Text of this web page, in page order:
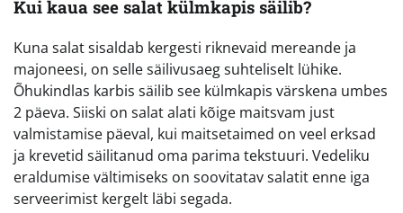
Kui kaua see salat külmkapis säilib?
Kuna salat sisaldab kergesti riknevaid mereande ja
majoneesi, on selle säilivusaeg suhteliselt lühike.
Õhukindlas karbis säilib see külmkapis värskena umbes
2 päeva. Siiski on salat alati kõige maitsvam just
valmistamise päeval, kui maitsetaimed on veel erksad
ja krevetid säilitanud oma parima tekstuuri. Vedeliku
eraldumise vältimiseks on soovitatav salatit enne iga
serveerimist kergelt läbi segada.